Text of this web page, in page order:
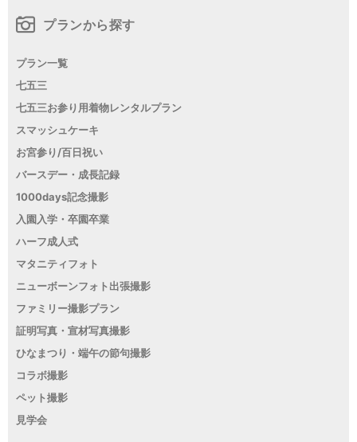
プランから探す
プラン一覧
七五三
七五三お参り用着物レンタルプラン
スマッシュケーキ
お宮参り/百日祝い
バースデー・成長記録
1000days記念撮影
入園入学・卒園卒業
ハーフ成人式
マタニティフォト
ニューボーンフォト出張撮影
ファミリー撮影プラン
証明写真・宣材写真撮影
ひなまつり・端午の節句撮影
コラボ撮影
ペット撮影
見学会